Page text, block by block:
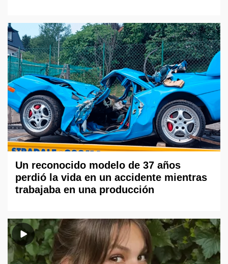
Un reconocido modelo de 37 años
perdió la vida en un accidente mientras
trabajaba en una producción